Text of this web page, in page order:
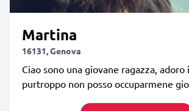
Martina
16131, Genova
Ciao sono una giovane ragazza, adoro
purtroppo non posso occuparmene